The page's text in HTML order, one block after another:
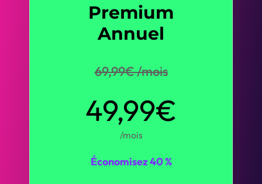
Premium
Annuel
69,99€ /mois
49,99€
/mois
Économisez 40 %